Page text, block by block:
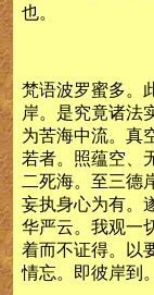
也。
梵语波罗蜜多。
岸。是究竟诸法
为苦海中流。真
若者。照蕴空、
二死海。至三德
妄执身心为有。
华严云。我观一
着而不证得。以
情忘。即彼岸到